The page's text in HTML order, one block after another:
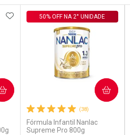
ADICIONAR AOS FAVORITOS
(38)
Fórmula Infantil Nanlac
Supreme Pro 800g
50% OFF NA 2° UNIDADE
COMPRAR